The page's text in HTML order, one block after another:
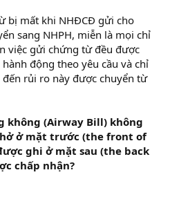
bị mất khi NHĐCĐ gửi cho
sang NHPH, miễn là mọi chỉ
việc gửi chứng từ đều được
động theo yêu cầu và chỉ
rủi ro này được chuyển từ
không (Airway Bill) không
ở mặt trước (the front of
ghi ở mặt sau (the back
chấp nhận?